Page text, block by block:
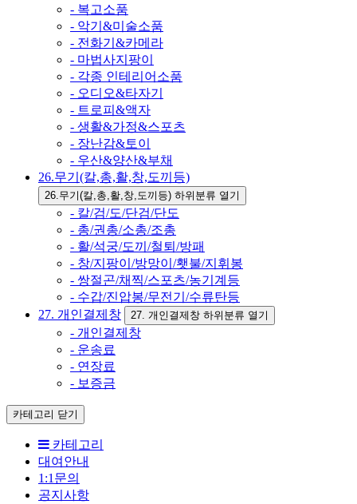
- 복고소품
- 악기&미술소품
- 전화기&카메라
- 마법사지팡이
- 각종 인테리어소품
- 오디오&타자기
- 트로피&액자
- 생활&가정&스포츠
- 장난감&토이
- 우산&양산&부채
26.무기(칼,총,활,창,도끼등)
26.무기(칼,총,활,창,도끼등) 하위분류 열기
- 칼/검/도/단검/단도
- 총/권총/소총/조총
- 활/석궁/도끼/철퇴/방패
- 창/지팡이/방망이/횃불/지휘봉
- 쌍절곤/채찍/스포츠/농기계등
- 수갑/진압봉/무전기/수류탄등
27. 개인결제창
27. 개인결제창 하위분류 열기
- 개인결제창
- 운송료
- 연장료
- 보증금
카테고리 닫기
카테고리
대여안내
1:1문의
공지사항